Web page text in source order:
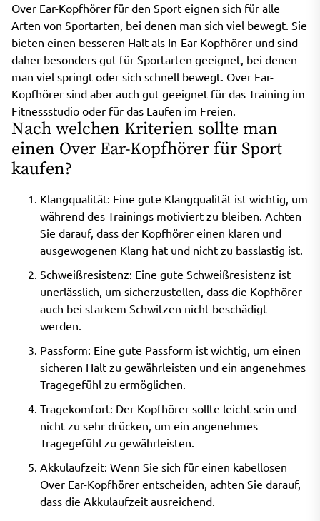
Over Ear-Kopfhörer für den Sport eignen sich für alle
Arten von Sportarten, bei denen man sich viel bewegt. Sie
bieten einen besseren Halt als In-Ear-Kopfhörer und sind
daher besonders gut für Sportarten geeignet, bei denen
man viel springt oder sich schnell bewegt. Over Ear-
Kopfhörer sind aber auch gut geeignet für das Training im
Fitnessstudio oder für das Laufen im Freien.
Nach welchen Kriterien sollte man
einen Over Ear-Kopfhörer für Sport
kaufen?
Klangqualität: Eine gute Klangqualität ist wichtig, um
während des Trainings motiviert zu bleiben. Achten
Sie darauf, dass der Kopfhörer einen klaren und
ausgewogenen Klang hat und nicht zu basslastig ist.
Schweißresistenz: Eine gute Schweißresistenz ist
unerlässlich, um sicherzustellen, dass die Kopfhörer
auch bei starkem Schwitzen nicht beschädigt
werden.
Passform: Eine gute Passform ist wichtig, um einen
sicheren Halt zu gewährleisten und ein angenehmes
Tragegefühl zu ermöglichen.
Tragekomfort: Der Kopfhörer sollte leicht sein und
nicht zu sehr drücken, um ein angenehmes
Tragegefühl zu gewährleisten.
Akkulaufzeit: Wenn Sie sich für einen kabellosen
Over Ear-Kopfhörer entscheiden, achten Sie darauf,
dass die Akkulaufzeit ausreichend.